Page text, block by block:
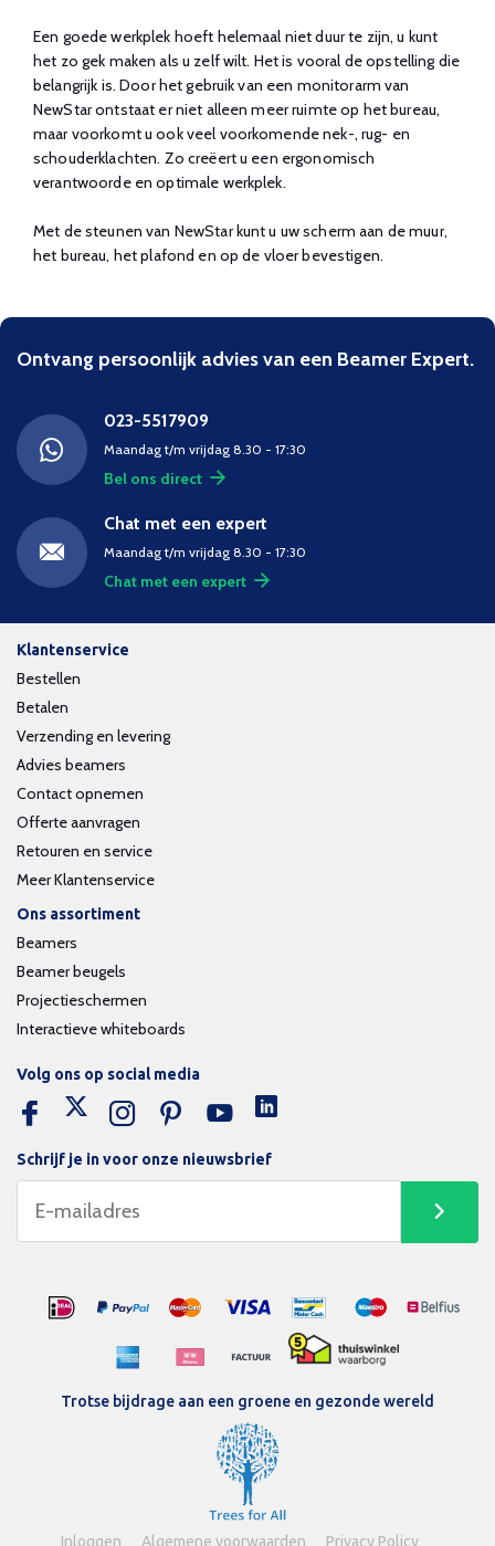
Een goede werkplek hoeft helemaal niet duur te zijn, u kunt
het zo gek maken als u zelf wilt. Het is vooral de opstelling die
belangrijk is. Door het gebruik van een monitorarm van
NewStar ontstaat er niet alleen meer ruimte op het bureau,
maar voorkomt u ook veel voorkomende nek-, rug- en
schouderklachten. Zo creëert u een ergonomisch
verantwoorde en optimale werkplek.
Met de steunen van NewStar kunt u uw scherm aan de muur,
het bureau, het plafond en op de vloer bevestigen.
Ontvang persoonlijk advies van een Beamer Expert.
023-5517909
Maandag t/m vrijdag 8.30 - 17:30
Bel ons direct
Chat met een expert
Maandag t/m vrijdag 8.30 - 17:30
Chat met een expert
Klantenservice
Bestellen
Betalen
Verzending en levering
Advies beamers
Contact opnemen
Offerte aanvragen
Retouren en service
Meer Klantenservice
Ons assortiment
Beamers
Beamer beugels
Projectieschermen
Interactieve whiteboards
Schrijf je in voor onze nieuwsbrief
Volg ons op social media
Trotse bijdrage aan een groene en gezonde wereld
Inloggen Algemene voorwaarden Privacy Policy